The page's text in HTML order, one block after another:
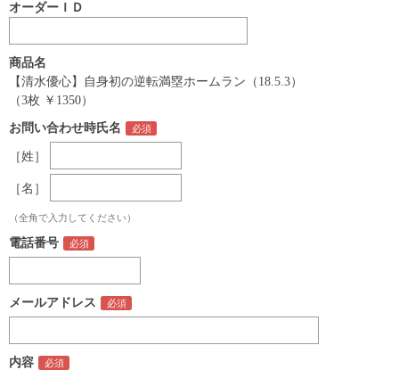
オーダーＩＤ
商品名
【清水優心】自身初の逆転満塁ホームラン（18.5.3）
（3枚 ￥1350）
お問い合わせ時氏名
［姓］
［名］
（全角で入力してください）
電話番号
メールアドレス
内容